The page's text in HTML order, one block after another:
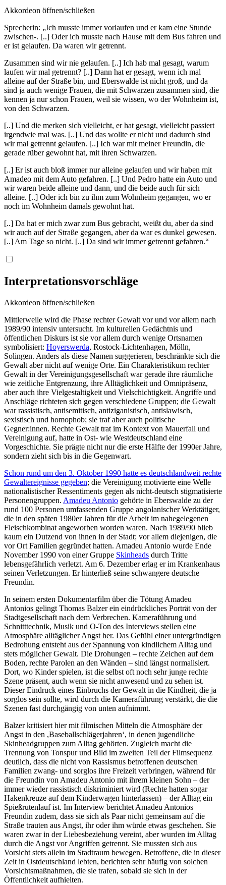
Akkordeon öffnen/schließen
Sprecherin: „Ich musste immer vorlaufen und er kam eine Stunde
zwischen-. [..] Oder ich musste nach Hause mit dem Bus fahren und
er ist gelaufen. Da waren wir getrennt.
Zusammen sind wir nie gelaufen. [..] Ich hab mal gesagt, warum
laufen wir mal getrennt? [..] Dann hat er gesagt, wenn ich mal
alleine auf der Straße bin, und Eberswalde ist nicht groß, und da
sind ja auch wenige Frauen, die mit Schwarzen zusammen sind, die
kennen ja nur schon Frauen, weil sie wissen, wo der Wohnheim ist,
von den Schwarzen.
[..] Und die merken sich vielleicht, er hat gesagt, vielleicht passiert
irgendwie mal was. [..] Und das wollte er nicht und dadurch sind
wir mal getrennt gelaufen. [..] Ich war mit meiner Freundin, die
gerade rüber gewohnt hat, mit ihren Schwarzen.
[..] Er ist auch bloß immer nur alleine gelaufen und wir haben mit
Amadeo mit dem Auto gefahren. [..] Und Pedro hatte ein Auto und
wir waren beide alleine und dann, und die beide auch für sich
alleine. [..] Oder ich bin zu ihm zum Wohnheim gegangen, wo er
noch im Wohnheim damals gewohnt hat.
[..] Da hat er mich zwar zum Bus gebracht, weißt du, aber da sind
wir auch auf der Straße gegangen, aber da war es dunkel gewesen.
[..] Am Tage so nicht. [..] Da sind wir immer getrennt gefahren.“
Interpretationsvorschläge
Akkordeon öffnen/schließen
Mittlerweile wird die Phase rechter Gewalt vor und vor allem nach
1989/90 intensiv untersucht. Im kulturellen Gedächtnis und
öffentlichen Diskurs ist sie vor allem durch wenige Ortsnamen
symbolisiert: Hoyerswerda, Rostock-Lichtenhagen, Mölln,
Solingen. Anders als diese Namen suggerieren, beschränkte sich die
Gewalt aber nicht auf wenige Orte. Ein Charakteristikum rechter
Gewalt in der Vereinigungsgesellschaft war gerade ihre räumliche
wie zeitliche Entgrenzung, ihre Alltäglichkeit und Omnipräsenz,
aber auch ihre Vielgestaltigkeit und Vielschichtigkeit. Angriffe und
Anschläge richteten sich gegen verschiedene Gruppen; die Gewalt
war rassistisch, antisemitisch, antiziganistisch, antislawisch,
sexistisch und homophob; sie traf aber auch politische
Gegner:innen. Rechte Gewalt trat im Kontext von Mauerfall und
Vereinigung auf, hatte in Ost- wie Westdeutschland eine
Vorgeschichte. Sie prägte nicht nur die erste Hälfte der 1990er Jahre,
sondern zieht sich bis in die Gegenwart.
Schon rund um den 3. Oktober 1990 hatte es deutschlandweit rechte
Gewaltereignisse gegeben; die Vereinigung motivierte eine Welle
nationalistischer Ressentiments gegen als nicht-deutsch stigmatisierte
Personengruppen. Amadeu Antonio gehörte in Eberswalde zu der
rund 100 Personen umfassenden Gruppe angolanischer Werktätiger,
die in den späten 1980er Jahren für die Arbeit im nahegelegenen
Fleischkombinat angeworben worden waren. Nach 1989/90 blieb
kaum ein Dutzend von ihnen in der Stadt; vor allem diejenigen, die
vor Ort Familien gegründet hatten. Amadeu Antonio wurde Ende
November 1990 von einer Gruppe Skinheads durch Tritte
lebensgefährlich verletzt. Am 6. Dezember erlag er im Krankenhaus
seinen Verletzungen. Er hinterließ seine schwangere deutsche
Freundin.
In seinem ersten Dokumentarfilm über die Tötung Amadeu
Antonios gelingt Thomas Balzer ein eindrückliches Porträt von der
Stadtgesellschaft nach dem Verbrechen. Kameraführung und
Schnitttechnik, Musik und O-Ton des Interviews stellen eine
Atmosphäre alltäglicher Angst her. Das Gefühl einer untergründigen
Bedrohung entsteht aus der Spannung von kindlichem Alltag und
stets möglicher Gewalt. Die Drohungen – rechte Zeichen auf dem
Boden, rechte Parolen an den Wänden – sind längst normalisiert.
Dort, wo Kinder spielen, ist die selbst oft noch sehr junge rechte
Szene präsent, auch wenn sie nicht anwesend und zu sehen ist.
Dieser Eindruck eines Einbruchs der Gewalt in die Kindheit, die ja
sorglos sein sollte, wird durch die Kameraführung verstärkt, die die
Szenen fast durchgängig von unten aufnimmt.
Balzer kritisiert hier mit filmischen Mitteln die Atmosphäre der
Angst in den ,Baseballschlägerjahren‘, in denen jugendliche
Skinheadgruppen zum Alltag gehörten. Zugleich macht die
Trennung von Tonspur und Bild im zweiten Teil der Filmsequenz
deutlich, dass die nicht von Rassismus betroffenen deutschen
Familien zwang- und sorglos ihre Freizeit verbringen, während für
die Freundin von Amadeu Antonio mit ihrem kleinen Sohn – der
immer wieder rassistisch diskriminiert wird (Rechte hatten sogar
Hakenkreuze auf dem Kinderwagen hinterlassen) – der Alltag ein
Spießrutenlauf ist. Im Interview berichtet Amadeu Antonios
Freundin zudem, dass sie sich als Paar nicht gemeinsam auf die
Straße trauten aus Angst, ihr oder ihm würde etwas geschehen. Sie
waren zwar in der Liebesbeziehung vereint, aber wurden im Alltag
durch die Angst vor Angriffen getrennt. Sie mussten sich aus
Vorsicht stets allein im Stadtraum bewegen. Betroffene, die in dieser
Zeit in Ostdeutschland lebten, berichten sehr häufig von solchen
Vorsichtsmaßnahmen, die sie trafen, sobald sie sich in der
Öffentlichkeit aufhielten.